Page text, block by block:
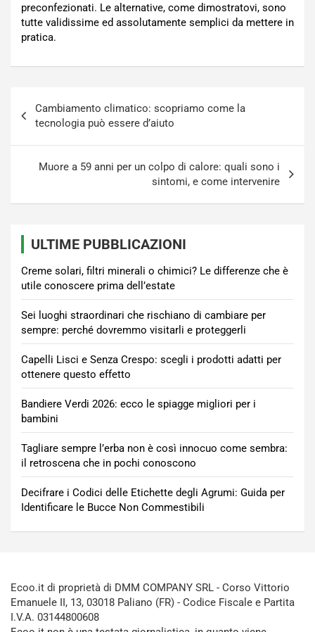
preconfezionati. Le alternative, come dimostratovi, sono
tutte validissime ed assolutamente semplici da mettere in
pratica.
articoli
Cambiamento climatico: scopriamo come la
tecnologia può essere d’aiuto
Muore a 59 anni per un colpo di calore: quali sono i
sintomi, e come intervenire
ULTIME PUBBLICAZIONI
Creme solari, filtri minerali o chimici? Le differenze che è
utile conoscere prima dell’estate
Sei luoghi straordinari che rischiano di cambiare per
sempre: perché dovremmo visitarli e proteggerli
Capelli Lisci e Senza Crespo: scegli i prodotti adatti per
ottenere questo effetto
Bandiere Verdi 2026: ecco le spiagge migliori per i
bambini
Tagliare sempre l’erba non è così innocuo come sembra:
il retroscena che in pochi conoscono
Decifrare i Codici delle Etichette degli Agrumi: Guida per
Identificare le Bucce Non Commestibili
Ecoo.it di proprietà di DMM COMPANY SRL - Corso Vittorio
Emanuele II, 13, 03018 Paliano (FR) - Codice Fiscale e Partita
I.V.A. 03144800608